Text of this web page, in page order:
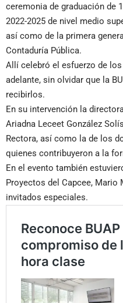
ceremonia de graduación de
2022-2025 de nivel medio
así como de la primera
Contaduría Pública.
Allí celebró el esfuerzo de
adelante, sin olvidar que la
recibirlos.
En su intervención la
Ariadna Leceet González
Rectora, así como la de los
quienes contribuyeron a la
En el evento también
Proyectos del Capcee,
invitados especiales.